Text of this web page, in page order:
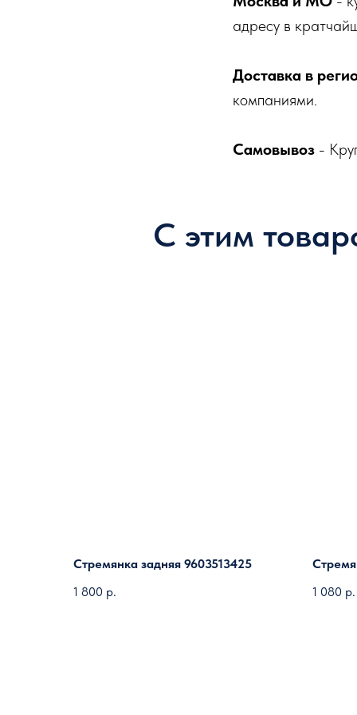
адресу в
Доставка в
компаниями.
Самовывоз -
С этим
Стремянка задняя 9603513425
1 800 р.
1 080 р.